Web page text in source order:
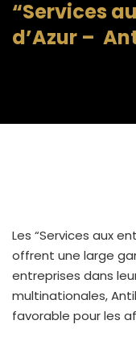
“Services
d’Azur –
Les “Services aux
offrent une large
entreprises dans
multinationales,
favorable pour les